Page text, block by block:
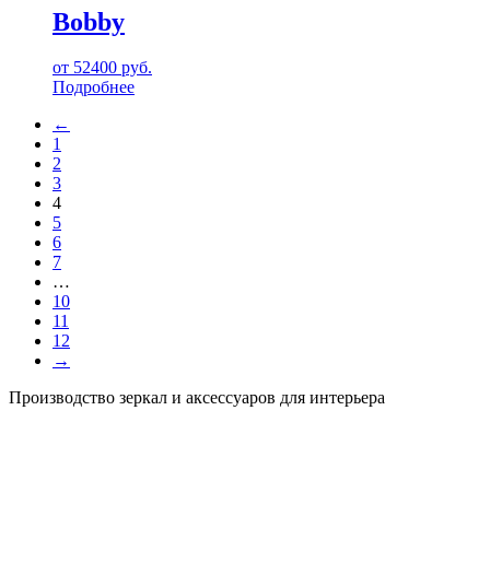
Bobby
от 52400 руб.
Подробнее
←
1
2
3
4
5
6
7
…
10
11
12
→
Производство зеркал и аксессуаров для интерьера